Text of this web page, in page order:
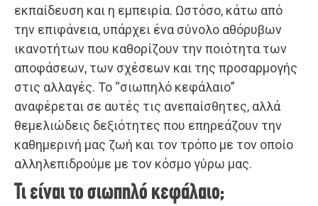
εκπαίδευση και η εμπειρία. Ωστόσο, κάτω από
την επιφάνεια, υπάρχει ένα σύνολο αθόρυβων
ικανοτήτων που καθορίζουν την ποιότητα των
αποφάσεων, των σχέσεων και της προσαρμογής
στις αλλαγές. Το “σιωπηλό κεφάλαιο”
αναφέρεται σε αυτές τις ανεπαίσθητες, αλλά
θεμελιώδεις δεξιότητες που επηρεάζουν την
καθημερινή μας ζωή και τον τρόπο με τον οποίο
αλληλεπιδρούμε με τον κόσμο γύρω μας.
Τι είναι το σιωπηλό κεφάλαιο;